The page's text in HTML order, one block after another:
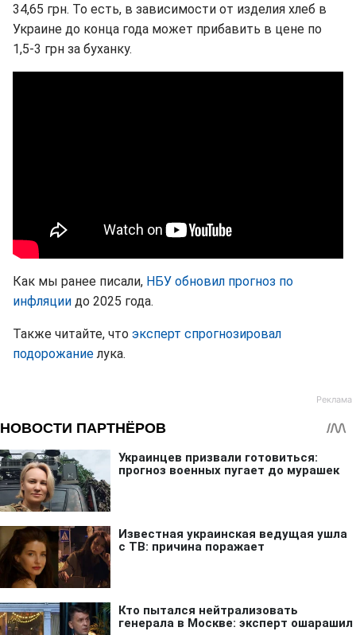
34,65 грн. То есть, в зависимости от изделия хлеб в
Украине до конца года может прибавить в цене по
1,5-3 грн за буханку.
Как мы ранее писали, НБУ обновил прогноз по
инфляции до 2025 года.
Также читайте, что эксперт спрогнозировал
подорожание лука.